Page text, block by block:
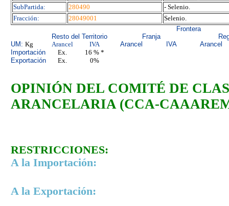
SubPartida:
280490
- Selenio.
Fracción:
28049001
Selenio.
Frontera
Resto del Territorio
Franja
UM: Kg Arancel IVA Arancel IVA
Arancel
Importación
Ex.
16 % *
Exportación
Ex. 0%
OPINIÓN DEL COMITÉ DE
ARANCELARIA (CCA-
RESTRICCIONES:
A la Importación:
A la Exportación: